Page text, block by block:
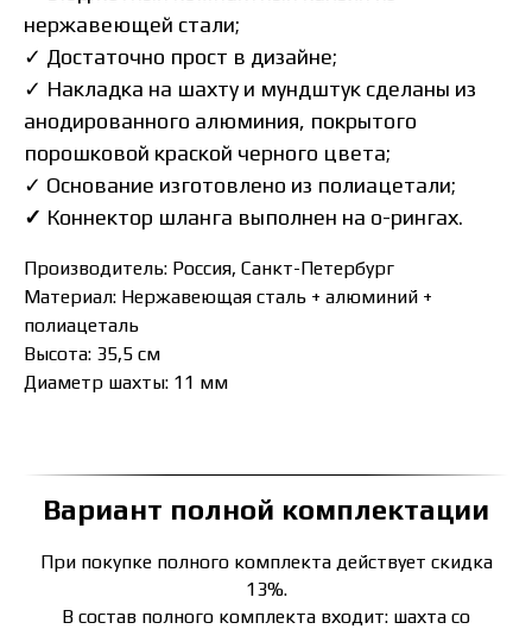
нержавеющей стали;
✓ Достаточно прост в дизайне;
✓ Накладка на шахту и мундштук сделаны из
анодированного алюминия, покрытого
порошковой краской черного цвета;
✓ Основание изготовлено из полиацетали;
✓ Коннектор шланга выполнен на о-рингах.
Производитель: Россия, Санкт-Петербург
Материал: Нержавеющая сталь + алюминий +
полиацеталь
Высота: 35,5 см
Диаметр шахты: 11 мм
Вариант полной комплектации
При покупке полного комплекта действует скидка
13%.
В состав полного комплекта входит: шахта со